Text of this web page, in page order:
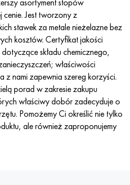
cenie. Jest tworzony z
stawek za metale nieżelazne bez
kosztów. Certyfikat jakości
składu chemicznego,
właściwości
z nami zapewnia szereg korzyści.
porad w zakresie zakupu
właściwy dobór zadecyduje o
Pomożemy Ci określić nie tylko
ale również zaproponujemy